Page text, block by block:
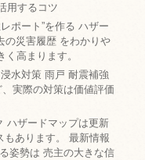
用するコツ
ポート”を作る ハザー
の災害履歴 をわかりや
高まります。
水対策 雨戸 耐震補強
実際の対策は価値評価
ハザードマップは更新
もあります。 最新情報
姿勢は 売主の大きな信